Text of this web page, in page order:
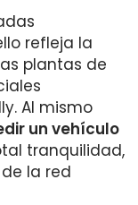
refleja la
plantas de
Al mismo
un vehículo
tranquilidad,
la red